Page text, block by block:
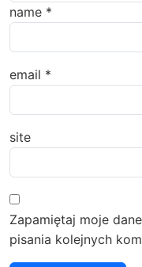
name *
email *
site
Zapamiętaj moje
pisania kolejnych